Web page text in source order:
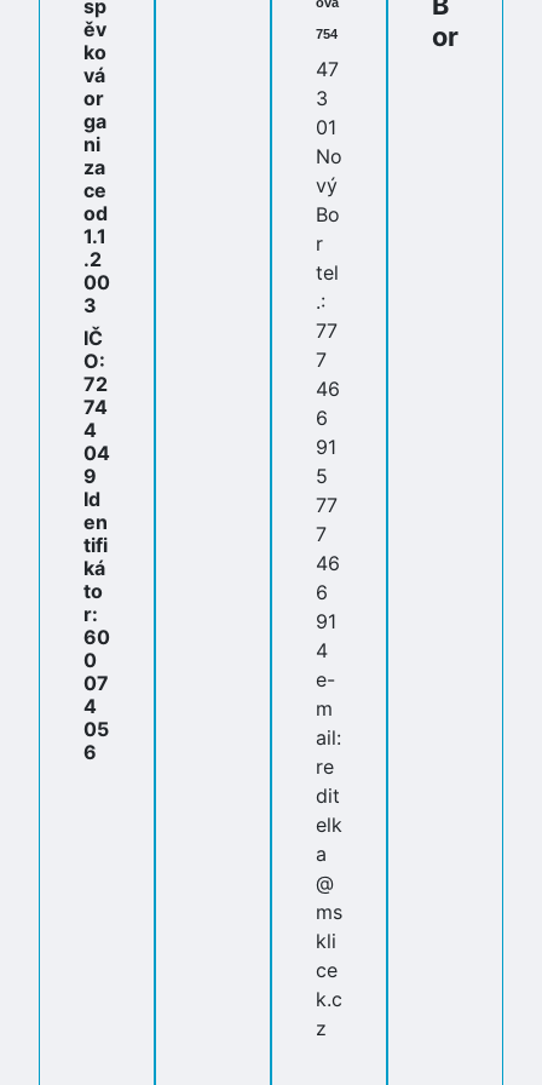
sp
ěv
ko
vá
or
ga
ni
za
ce
od
1.1
.2
00
3
IČ
O:
72
74
4
04
9
Id
en
tifi
ká
to
r:
60
0
07
4
05
6
754
47
3
01
No
vý
Bo
r
tel
.:
77
7
46
6
91
5
77
7
46
6
91
4
e-
m
ail:
re
dit
elk
a
@
ms
kli
ce
k.c
z
or